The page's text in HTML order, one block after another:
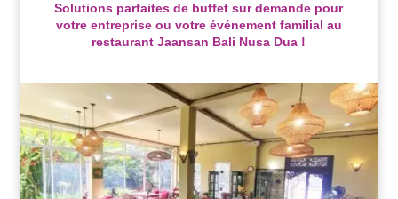
Solutions parfaites de buffet sur demande pour
votre entreprise ou votre événement familial au
restaurant Jaansan Bali Nusa Dua !